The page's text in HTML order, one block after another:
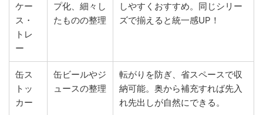
ケー
ス・
トレ
ー
プ化、細々し
たものの整理
しやすくおすすめ。同じシリー
ズで揃えると統一感UP！
缶ス
トッ
カー
缶ビールやジ
ュースの整理
転がりを防ぎ、省スペースで収
納可能。奥から補充すれば先入
れ先出しが自然にできる。